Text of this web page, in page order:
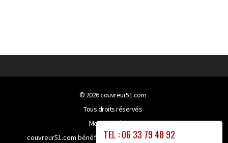
TEL : 06 33 79 48 92
© 2026couvreur51.com
Tous droits réservés
Mentions légales
couvreur51.com bénéficie de la technologieBooster-site